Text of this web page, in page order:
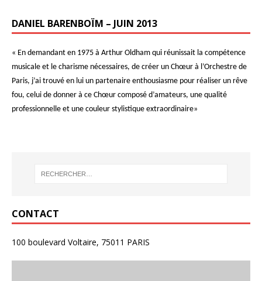
DANIEL BARENBOÏM – JUIN 2013
« En demandant en 1975 à Arthur Oldham qui réunissait la compétence
musicale et le charisme nécessaires, de créer un Chœur à l’Orchestre de
Paris, j’ai trouvé en lui un partenaire enthousiasme pour réaliser un rêve
fou, celui de donner à ce Chœur composé d’amateurs, une qualité
professionnelle et une couleur stylistique extraordinaire»
CONTACT
100 boulevard Voltaire, 75011 PARIS